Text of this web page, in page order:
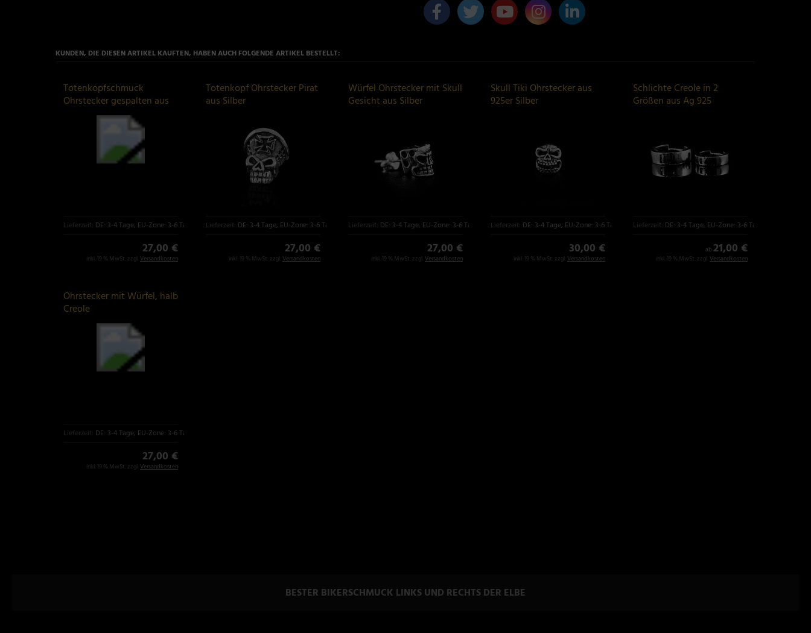
KUNDEN, DIE DIESEN ARTIKEL KAUFTEN, HABEN AUCH FOLGENDE ARTIKEL BESTELLT:
Totenkopfschmuck
Ohrstecker gespalten aus
925er Silber
Lieferzeit: DE: 3-4 Tage, EU-Zone: 3-6 Tage
27,00 €
inkl. 19 % MwSt. zzgl. Versandkosten
Totenkopf Ohrstecker Pirat
aus Silber
Lieferzeit: DE: 3-4 Tage, EU-Zone: 3-6 Tage
27,00 €
inkl. 19 % MwSt. zzgl. Versandkosten
Würfel Ohrstecker mit Skull
Gesicht aus Silber
Lieferzeit: DE: 3-4 Tage, EU-Zone: 3-6 Tage
27,00 €
inkl. 19 % MwSt. zzgl. Versandkosten
Skull Tiki Ohrstecker aus
925er Silber
Lieferzeit: DE: 3-4 Tage, EU-Zone: 3-6 Tage
30,00 €
inkl. 19 % MwSt. zzgl. Versandkosten
Schlichte Creole in 2
Größen aus Ag 925
Lieferzeit: DE: 3-4 Tage, EU-Zone: 3-6 Tage
ab 21,00 €
inkl. 19 % MwSt. zzgl. Versandkosten
Ohrstecker mit Würfel, halb
Creole
Lieferzeit: DE: 3-4 Tage, EU-Zone: 3-6 Tage
27,00 €
inkl. 19 % MwSt. zzgl. Versandkosten
BESTER BIKERSCHMUCK LINKS UND RECHTS DER ELBE